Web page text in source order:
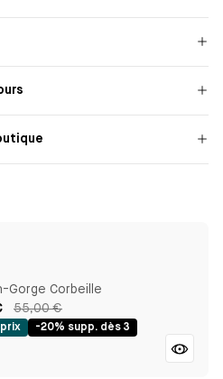
Gorge Corbeille
55,00 €
-20% supp. dès 3